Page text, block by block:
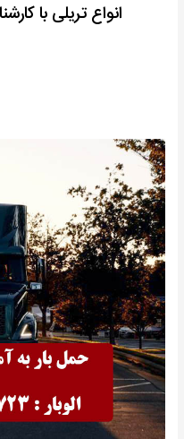
انواع تریلی با